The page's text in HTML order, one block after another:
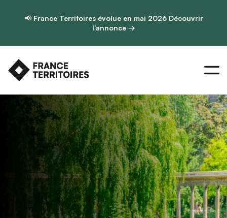
📢 France Territoires évolue en mai 2026 Découvrir
l'annonce →